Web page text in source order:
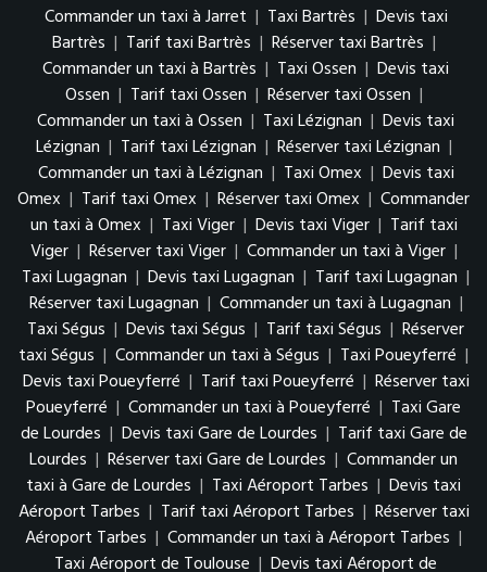
Commander un taxi à Jarret | Taxi Bartrès | Devis taxi
Bartrès | Tarif taxi Bartrès | Réserver taxi Bartrès |
Commander un taxi à Bartrès | Taxi Ossen | Devis taxi
Ossen | Tarif taxi Ossen | Réserver taxi Ossen |
Commander un taxi à Ossen | Taxi Lézignan | Devis taxi
Lézignan | Tarif taxi Lézignan | Réserver taxi Lézignan |
Commander un taxi à Lézignan | Taxi Omex | Devis taxi
Omex | Tarif taxi Omex | Réserver taxi Omex | Commander
un taxi à Omex | Taxi Viger | Devis taxi Viger | Tarif taxi
Viger | Réserver taxi Viger | Commander un taxi à Viger |
Taxi Lugagnan | Devis taxi Lugagnan | Tarif taxi Lugagnan |
Réserver taxi Lugagnan | Commander un taxi à Lugagnan |
Taxi Ségus | Devis taxi Ségus | Tarif taxi Ségus | Réserver
taxi Ségus | Commander un taxi à Ségus | Taxi Poueyferré |
Devis taxi Poueyferré | Tarif taxi Poueyferré | Réserver taxi
Poueyferré | Commander un taxi à Poueyferré | Taxi Gare
de Lourdes | Devis taxi Gare de Lourdes | Tarif taxi Gare de
Lourdes | Réserver taxi Gare de Lourdes | Commander un
taxi à Gare de Lourdes | Taxi Aéroport Tarbes | Devis taxi
Aéroport Tarbes | Tarif taxi Aéroport Tarbes | Réserver taxi
Aéroport Tarbes | Commander un taxi à Aéroport Tarbes |
Taxi Aéroport de Toulouse | Devis taxi Aéroport de